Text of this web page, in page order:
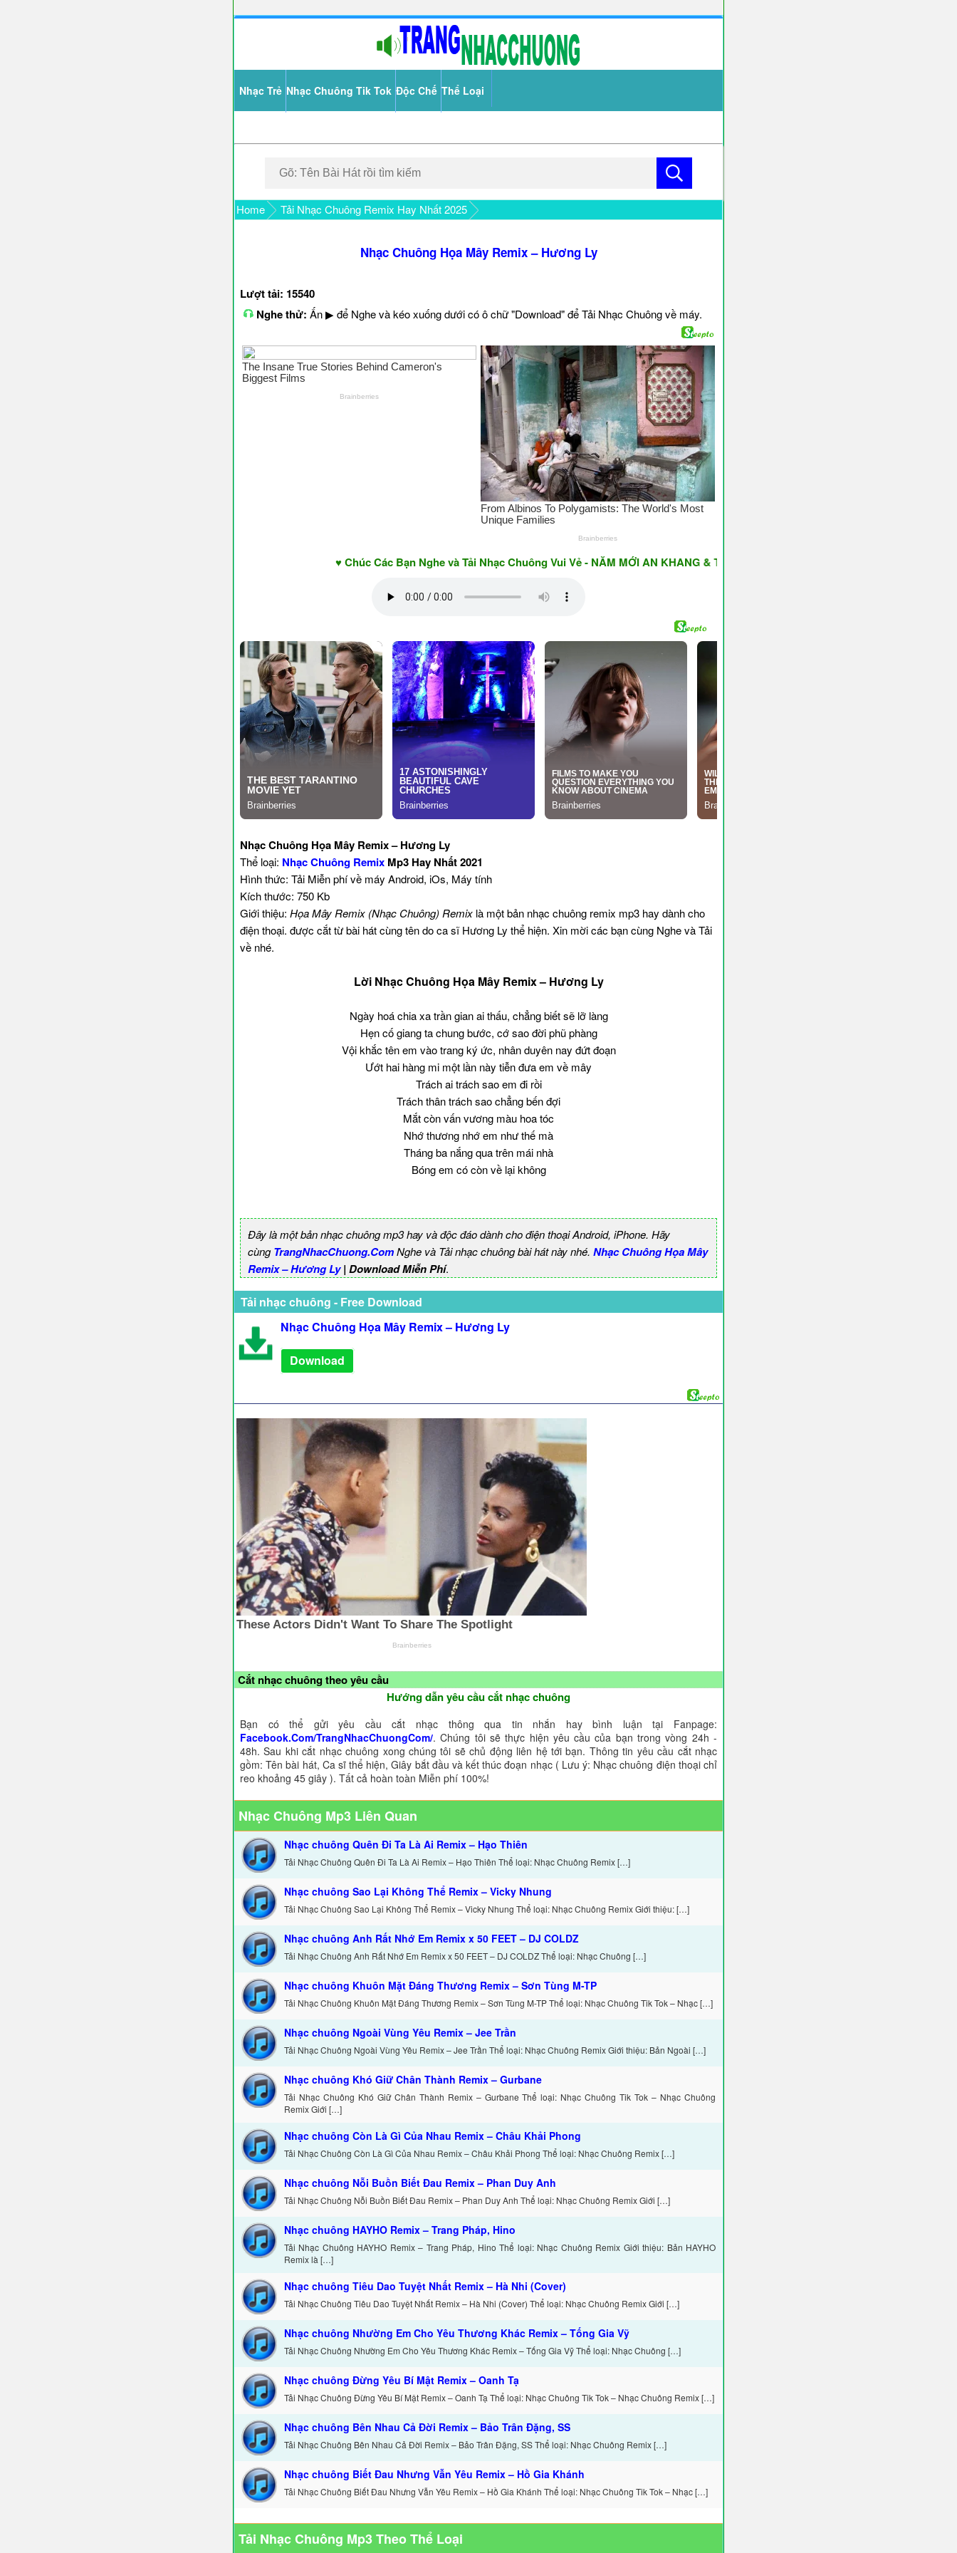
Nhạc Trẻ Nhạc Chuông Tik Tok Độc Chế Thể Loại
Home Tải Nhạc Chuông Remix Hay Nhất 2025
Nhạc Chuông Họa Mây Remix – Hương Ly
Lượt tải: 15540
Nghe thử: Ấn ▶ để Nghe và kéo xuống dưới có ô chữ "Download" để Tải Nhạc Chuông về máy.
♥ Chúc Các Bạn Nghe và Tải Nhạc Chuông Vui Vẻ - NĂM MỚI AN KHANG & THỊNH VƯỢNG ♥ Have A Nice Day ♥
Nhạc Chuông Họa Mây Remix – Hương Ly
Thể loại: Nhạc Chuông Remix Mp3 Hay Nhất 2021
Hình thức: Tải Miễn phí về máy Android, iOs, Máy tính
Kích thước: 750 Kb
Giới thiệu: Họa Mây Remix (Nhạc Chuông) Remix là một bản nhạc chuông remix mp3 hay dành cho
điện thoại. được cắt từ bài hát cùng tên do ca sĩ Hương Ly thể hiện. Xin mời các bạn cùng Nghe và Tải
về nhé.
Lời Nhạc Chuông Họa Mây Remix – Hương Ly
Ngày hoá chia xa trần gian ai thấu, chẳng biết sẽ lỡ làng
Hẹn cố giang ta chung bước, cớ sao đời phũ phàng
Vội khắc tên em vào trang ký ức, nhân duyên nay đứt đoạn
Ướt hai hàng mi một lần này tiễn đưa em về mây
Trách ai trách sao em đi rồi
Trách thân trách sao chẳng bến đợi
Mắt còn vấn vương màu hoa tóc
Nhớ thương nhớ em như thế mà
Tháng ba nắng qua trên mái nhà
Bóng em có còn về lại không
Đây là một bản nhạc chuông mp3 hay và độc đáo dành cho điện thoại Android, iPhone. Hãy
cùngTrangNhacChuong.ComNghe và Tải nhạc chuông bài hát này nhé. Nhạc Chuông Họa Mây
Remix – Hương Ly| Download Miễn Phí.
Tải nhạc chuông - Free Download
Nhạc Chuông Họa Mây Remix – Hương Ly
Download
Cắt nhạc chuông theo yêu cầu
Hướng dẫn yêu cầu cắt nhạc chuông
Bạn có thể gửi yêu cầu cắt nhạc thông qua tin nhắn hay bình luận tại Fanpage:
Facebook.Com/TrangNhacChuongCom/. Chúng tôi sẽ thực hiện yêu cầu của bạn trong vòng 24h -
48h. Sau khi cắt nhạc chuông xong chúng tôi sẽ chủ động liên hệ tới bạn. Thông tin yêu cầu cắt nhạc
gồm: Tên bài hát, Ca sĩ thể hiện, Giây bắt đầu và kết thúc đoạn nhạc ( Lưu ý: Nhạc chuông điện thoại chỉ
reo khoảng 45 giây ). Tất cả hoàn toàn Miễn phí 100%!
Nhạc Chuông Mp3 Liên Quan
Nhạc chuông Quên Đi Ta Là Ai Remix – Hạo Thiên
Tải Nhạc Chuông Quên Đi Ta Là Ai Remix – Hạo Thiên Thể loại: Nhạc Chuông Remix […]
Nhạc chuông Sao Lại Không Thể Remix – Vicky Nhung
Tải Nhạc Chuông Sao Lại Không Thể Remix – Vicky Nhung Thể loại: Nhạc Chuông Remix Giới thiệu: […]
Nhạc chuông Anh Rất Nhớ Em Remix x 50 FEET – DJ COLDZ
Tải Nhạc Chuông Anh Rất Nhớ Em Remix x 50 FEET – DJ COLDZ Thể loại: Nhạc Chuông […]
Nhạc chuông Khuôn Mặt Đáng Thương Remix – Sơn Tùng M-TP
Tải Nhạc Chuông Khuôn Mặt Đáng Thương Remix – Sơn Tùng M-TP Thể loại: Nhạc Chuông Tik Tok – Nhạc […]
Nhạc chuông Ngoài Vùng Yêu Remix – Jee Trần
Tải Nhạc Chuông Ngoài Vùng Yêu Remix – Jee Trần Thể loại: Nhạc Chuông Remix Giới thiệu: Bản Ngoài […]
Nhạc chuông Khó Giữ Chân Thành Remix – Gurbane
Tải Nhạc Chuông Khó Giữ Chân Thành Remix – Gurbane Thể loại: Nhạc Chuông Tik Tok – Nhạc Chuông
Remix Giới […]
Nhạc chuông Còn Là Gì Của Nhau Remix – Châu Khải Phong
Tải Nhạc Chuông Còn Là Gì Của Nhau Remix – Châu Khải Phong Thể loại: Nhạc Chuông Remix […]
Nhạc chuông Nỗi Buồn Biết Đau Remix – Phan Duy Anh
Tải Nhạc Chuông Nỗi Buồn Biết Đau Remix – Phan Duy Anh Thể loại: Nhạc Chuông Remix Giới […]
Nhạc chuông HAYHO Remix – Trang Pháp, Hino
Tải Nhạc Chuông HAYHO Remix – Trang Pháp, Hino Thể loại: Nhạc Chuông Remix Giới thiệu: Bản HAYHO
Remix là […]
Nhạc chuông Tiêu Dao Tuyệt Nhất Remix – Hà Nhi (Cover)
Tải Nhạc Chuông Tiêu Dao Tuyệt Nhất Remix – Hà Nhi (Cover) Thể loại: Nhạc Chuông Remix Giới […]
Nhạc chuông Nhường Em Cho Yêu Thương Khác Remix – Tống Gia Vỹ
Tải Nhạc Chuông Nhường Em Cho Yêu Thương Khác Remix – Tống Gia Vỹ Thể loại: Nhạc Chuông […]
Nhạc chuông Đừng Yêu Bí Mật Remix – Oanh Tạ
Tải Nhạc Chuông Đừng Yêu Bí Mật Remix – Oanh Tạ Thể loại: Nhạc Chuông Tik Tok – Nhạc Chuông Remix […]
Nhạc chuông Bên Nhau Cả Đời Remix – Bảo Trân Đặng, SS
Tải Nhạc Chuông Bên Nhau Cả Đời Remix – Bảo Trân Đặng, SS Thể loại: Nhạc Chuông Remix […]
Nhạc chuông Biết Đau Nhưng Vẫn Yêu Remix – Hồ Gia Khánh
Tải Nhạc Chuông Biết Đau Nhưng Vẫn Yêu Remix – Hồ Gia Khánh Thể loại: Nhạc Chuông Tik Tok – Nhạc […]
Tải Nhạc Chuông Mp3 Theo Thể Loại